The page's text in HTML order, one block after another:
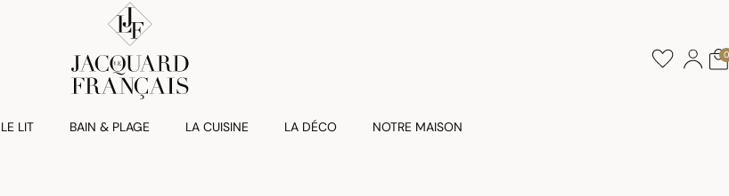
0
LE LIT BAIN & PLAGE LA CUISINE LA DÉCO NOTRE MAISON